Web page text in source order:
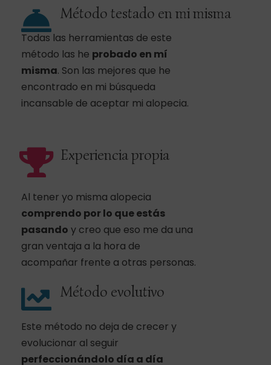
Método testado en mi misma
Todas las herramientas de este
método las he probado en mí
misma. Son las mejores que he
encontrado en mi búsqueda
incansable de aceptar mi alopecia.
Experiencia propia
Al tener yo misma alopecia
comprendo por lo que estás
pasando y creo que eso me da una
gran ventaja a la hora de
acompañar frente a otras personas.
Método evolutivo
Este método no deja de crecer y
evolucionar al seguir
perfeccionándolo día a día